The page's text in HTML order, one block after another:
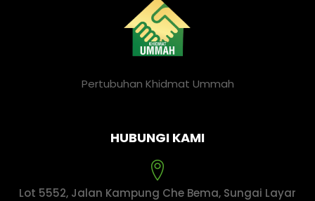
Pertubuhan Khidmat Ummah
HUBUNGI KAMI
Lot 5552, Jalan Kampung Che Bema, Sungai Layar